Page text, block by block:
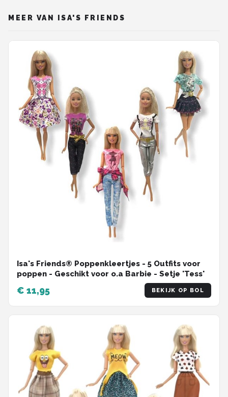
MEER VAN ISA'S FRIENDS
Isa's Friends® Poppenkleertjes - 5 Outfits voor
poppen - Geschikt voor o.a Barbie - Setje 'Tess'
€ 11,95 BEKIJK OP BOL